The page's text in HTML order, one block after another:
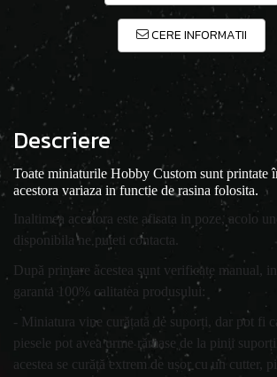
CERE INFORMATII
Descriere
Toate miniaturile Hobby Custom sunt printate
acestora variaza in functie de rasina folosita.
Inaltimea acestora este afisata in poze, acolo
disponibila ne puteti contacta.
După printare acestea sunt verificate manual,
garanta 100% calitatea produsului:
- Miniatura vine curățată de suporți, dar pot fi
piesele pot avea urme rămase de la pinii
acestea se curăță extrem de ușor cu un cutter,